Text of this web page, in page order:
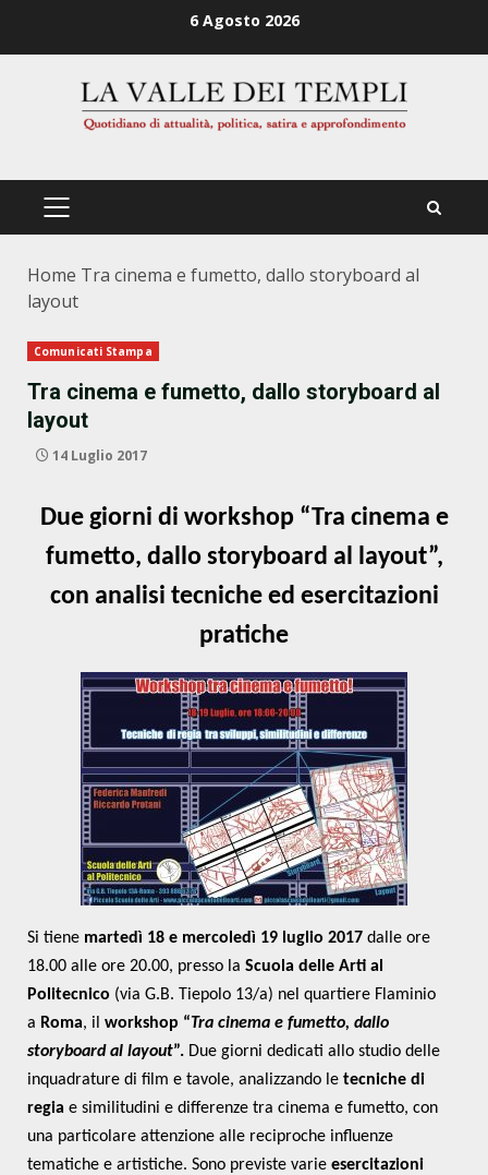
6 Agosto 2026
PRIMÄRES
Home Tra cinema e fumetto, dallo storyboard al
layout
Comunicati Stampa
Tra cinema e fumetto, dallo storyboard al
layout
14 Luglio 2017
Due giorni di workshop “Tra cinema e
fumetto, dallo storyboard al layout”,
con analisi tecniche ed esercitazioni
pratiche
Si tiene martedì 18 e mercoledì 19 luglio 2017 dalle ore
18.00 alle ore 20.00, presso la Scuola delle Arti al
Politecnico (via G.B. Tiepolo 13/a) nel quartiere Flaminio
a Roma, il workshop “Tra cinema e fumetto, dallo
storyboard al layout”. Due giorni dedicati allo studio delle
inquadrature di film e tavole, analizzando le tecniche di
regia e similitudini e differenze tra cinema e fumetto, con
una particolare attenzione alle reciproche influenze
tematiche e artistiche. Sono previste varie esercitazioni